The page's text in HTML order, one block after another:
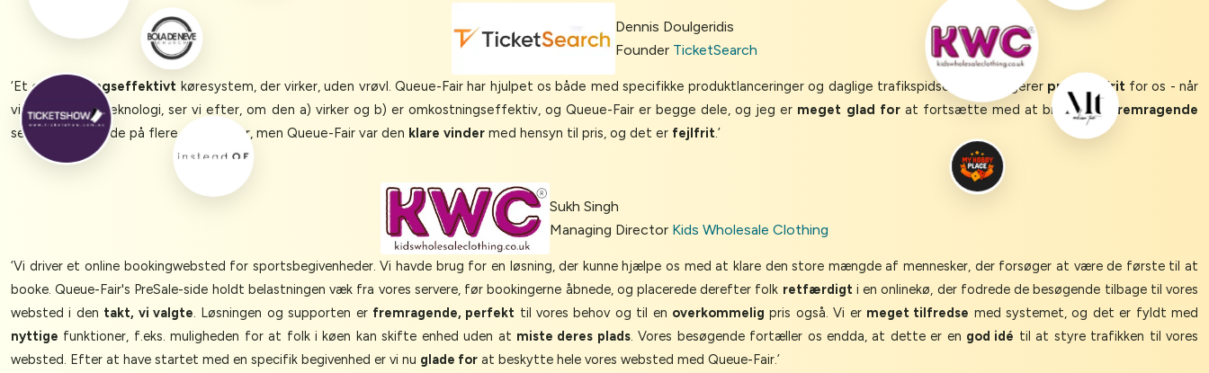
Dennis Doulgeridis
Founder TicketSearch
‘Etomkostningseffektivt køresystem, der virker, uden vrøvl. Queue-Fair har hjulpet os både med specifikke produktlanceringer og daglige trafikspidser. Det fungerer problemfritfor os - når
vi afprøver en teknologi, ser vi efter, om den a) virker og b) er omkostningseffektiv, og Queue-Fair er begge dele, og jeg er meget glad forat fortsætte med at bruge den
fremragende
service. Vi kiggede på flere muligheder, men Queue-Fair var den klare vinder med hensyn til pris, og det er fejlfrit.’
Sukh Singh
Managing Director Kids Wholesale Clothing
‘Vi driver et online bookingwebsted for sportsbegivenheder. Vi havde brug for en løsning, der kunne hjælpe os med at klare den store mængde af mennesker, der forsøger at være de første til at
booke. Queue-Fair's PreSale-side holdt belastningen væk fra vores servere, før bookingerne åbnede, og placerede derefter folk retfærdigti en onlinekø, der fodrede de besøgende tilbage til vores
websted i den takt, vi valgte. Løsningen og supporten er fremragende, perfekt til vores behov og til en overkommelig pris også. Vi er meget tilfredse med systemet, og det er fyldt med
nyttige funktioner, f.eks. muligheden for at folk i køen kan skifte enhed uden at miste deres plads. Vores besøgende fortæller os endda, at dette er en god idé til at styre trafikken til vores
websted. Efter at have startet med en specifik begivenhed er vi nu glade for at beskytte hele vores websted med Queue-Fair.’